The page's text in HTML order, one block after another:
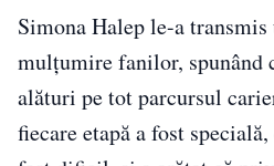
Simona Halep le-a transmis
mulțumire fanilor, spunând
alături pe tot parcursul
fiecare etapă a fost